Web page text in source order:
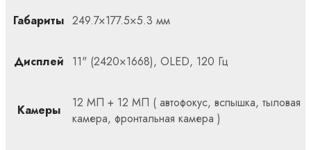
Габариты 249.7×177.5×5.3 мм
Дисплей 11" (2420×1668), OLED, 120 Гц
Камеры
12 МП + 12 МП ( автофокус, вспышка, тыловая
камера, фронтальная камера )